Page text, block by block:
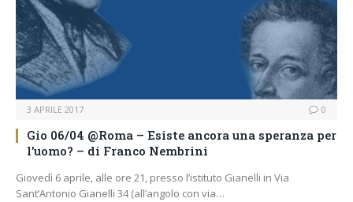
3 APRILE 2017 0
Gio 06/04 @Roma – Esiste ancora una speranza per
l’uomo? – di Franco Nembrini
Giovedì 6 aprile, alle ore 21, presso l’istituto Gianelli in Via
Sant’Antonio Gianelli 34 (all’angolo con via…